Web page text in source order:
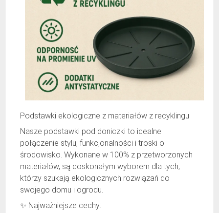
Podstawki ekologiczne z materiałów z recyklingu
Nasze podstawki pod doniczki to idealne
połączenie stylu, funkcjonalności i troski o
środowisko. Wykonane w 100% z przetworzonych
materiałów, są doskonałym wyborem dla tych,
którzy szukają ekologicznych rozwiązań do
swojego domu i ogrodu.
✨ Najważniejsze cechy: